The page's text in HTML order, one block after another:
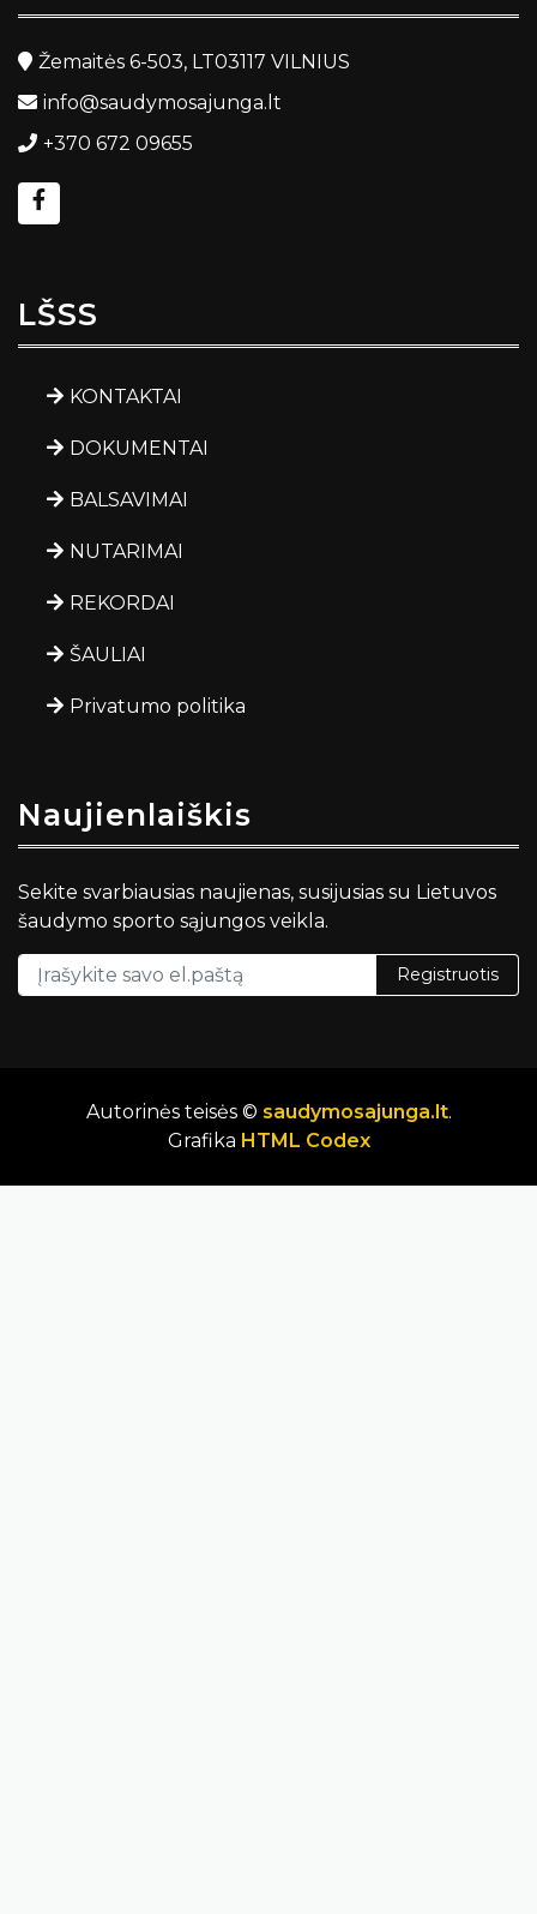
Žemaitės 6-503, LT03117 VILNIUS
info@saudymosajunga.lt
+370 672 09655
LŠSS
KONTAKTAI
DOKUMENTAI
BALSAVIMAI
NUTARIMAI
REKORDAI
ŠAULIAI
Privatumo politika
Naujienlaiškis
Sekite svarbiausias naujienas, susijusias su Lietuvos
šaudymo sporto sąjungos veikla.
Registruotis
Autorinės teisės © saudymosajunga.lt.
Grafika HTML Codex